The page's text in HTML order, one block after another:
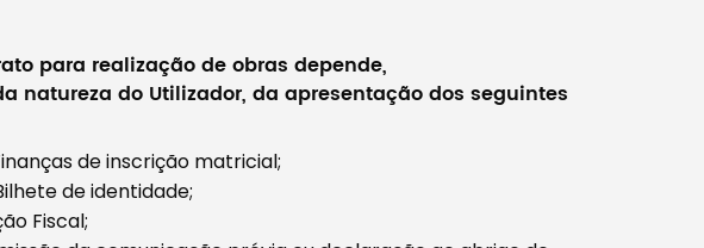
para realização de obras depende,
natureza do Utilizador, da apresentação dos seguintes
de inscrição matricial;
de identidade;
Fiscal;